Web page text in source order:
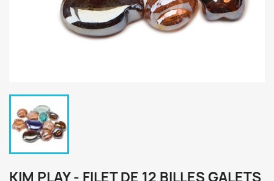
KIM PLAY - FILET DE 12 BILLES GALETS